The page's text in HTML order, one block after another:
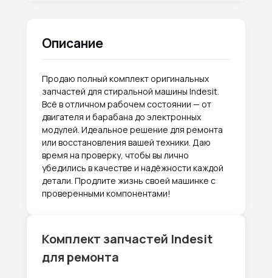
Описание
Продаю полный комплект оригинальных
запчастей для стиральной машины Indesit.
Всё в отличном рабочем состоянии — от
двигателя и барабана до электронных
модулей. Идеальное решение для ремонта
или восстановления вашей техники. Даю
время на проверку, чтобы вы лично
убедились в качестве и надёжности каждой
детали. Продлите жизнь своей машинке с
проверенными компонентами!
Комплект запчастей Indesit
для ремонта